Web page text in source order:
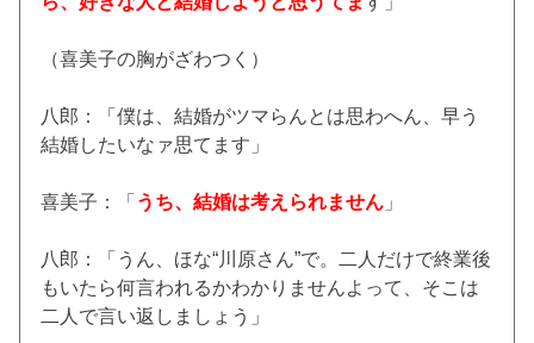
（喜美子の胸がざわつく）
八郎：「僕は、結婚がツマらんとは思わへん、早う
結婚したいなァ思てます」
喜美子：「うち、結婚は考えられません」
八郎：「うん、ほな“川原さん”で。二人だけで終業後
もいたら何言われるかわかりませんよって、そこは
二人で言い返しましょう」